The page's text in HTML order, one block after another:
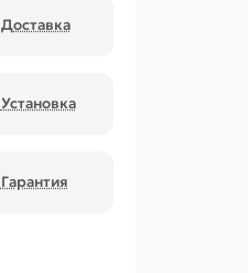
Доставка
Установка
Гарантия